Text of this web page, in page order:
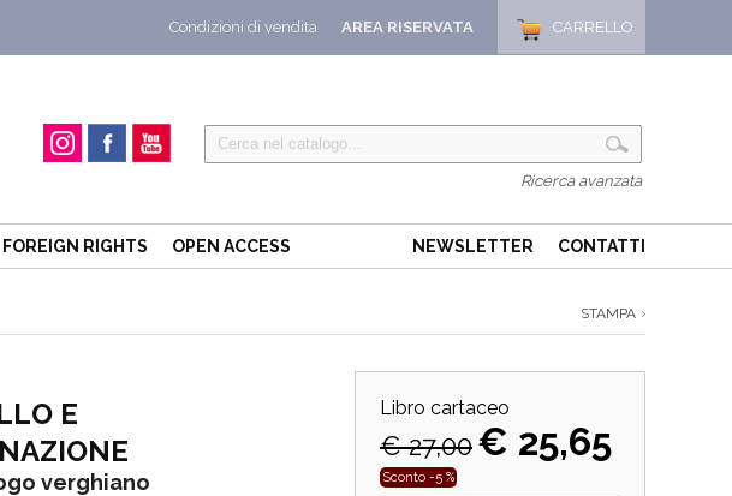
CARRELLO
AREA RISERVATA
Condizioni di vendita
Ricerca avanzata
FOREIGN RIGHTS OPEN ACCESS NEWSLETTER CONTATTI
STAMPA
Libro cartaceo
€ 27,00€ 25,65
Sconto -5 %
E
verghiano